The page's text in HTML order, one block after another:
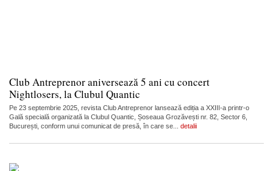
Club Antreprenor aniversează 5 ani cu concert
Nightlosers, la Clubul Quantic
Pe 23 septembrie 2025, revista Club Antreprenor lansează ediția a XXIII-a printr-o
Gală specială organizată la Clubul Quantic, Șoseaua Grozăvești nr. 82, Sector 6,
București, conform unui comunicat de presă, în care se... detalii